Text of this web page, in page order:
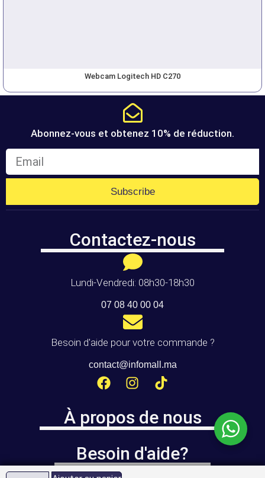
Webcam Logitech HD C270
Abonnez-vous et obtenez 10% de réduction.
Subscribe
Contactez-nous
Lundi-Vendredi: 08h30-18h30
07 08 40 00 04
Besoin d'aide pour votre commande ?
contact@infomall.ma
À propos de nous
Besoin d'aide?